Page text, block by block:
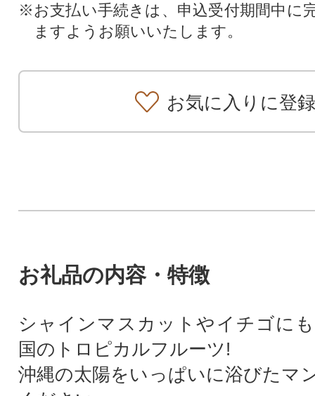
※お支払い手続きは、申込受付期間中に
ますようお願いいたします。
お気に入りに登録
お礼品の内容・特徴
シャインマスカットやイチゴに
国のトロピカルフルーツ!
沖縄の太陽をいっぱいに浴びたマ